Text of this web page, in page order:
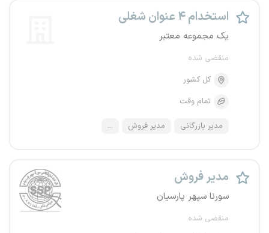
استخدام ۴ عنوان شغلی
یک مجموعه معتبر
منقضی شده
کل کشور
تمام وقت
مدیر بازرگانی مدیر فروش ...
مدیر فروش
سورنا سپهر پارسیان
منقضی شده